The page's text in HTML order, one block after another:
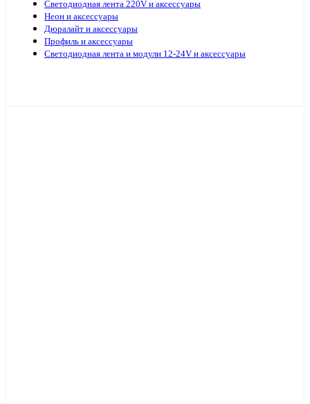
Светодиодная лента 220V и аксессуары
Неон и аксессуары
Дюралайт и аксессуары
Профиль и аксессуары
Светодиодная лента и модули 12-24V и аксессуары